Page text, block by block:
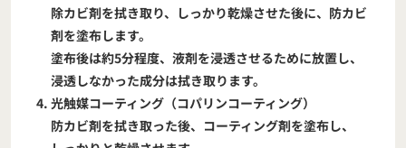
除カビ剤を拭き取り、しっかり乾燥させた後に、防カビ
剤を塗布します。
塗布後は約5分程度、液剤を浸透させるために放置し、
浸透しなかった成分は拭き取ります。
光触媒コーティング（コパリンコーティング）
防カビ剤を拭き取った後、コーティング剤を塗布し、